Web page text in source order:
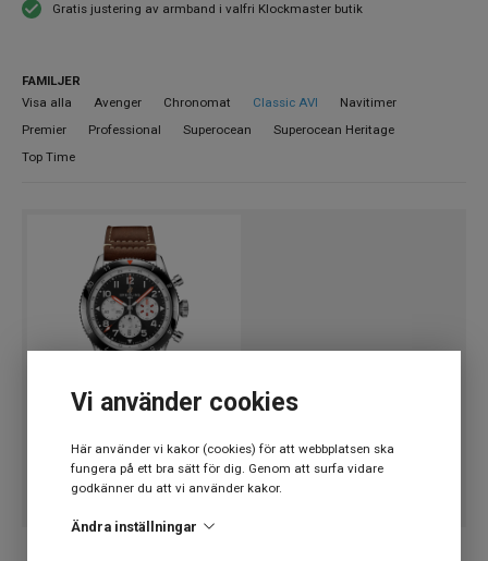
Vi använder cookies
Här använder vi kakor (cookies) för att webbplatsen ska
fungera på ett bra sätt för dig. Genom att surfa vidare
godkänner du att vi använder kakor.
Ändra inställningar
Gratis justering av armband i valfri Klockmaster butik
FAMILJER
Visa alla
Avenger Chronomat Classic AVI
Navitimer
Premier
Professional Superocean
Superocean Heritage
Top Time
YB04451A1B1X1
Herrklocka 46 mm
BREITLING SUPER AVI B04 CHRONO GMT
130 700 kr